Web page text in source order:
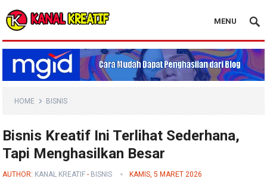
Blog Kanal Kreatif
MENU
HOME BISNIS
Bisnis Kreatif Ini Terlihat Sederhana,
Tapi Menghasilkan Besar
AUTHOR: KANAL KREATIF - BISNIS KAMIS, 5 MARET 2026